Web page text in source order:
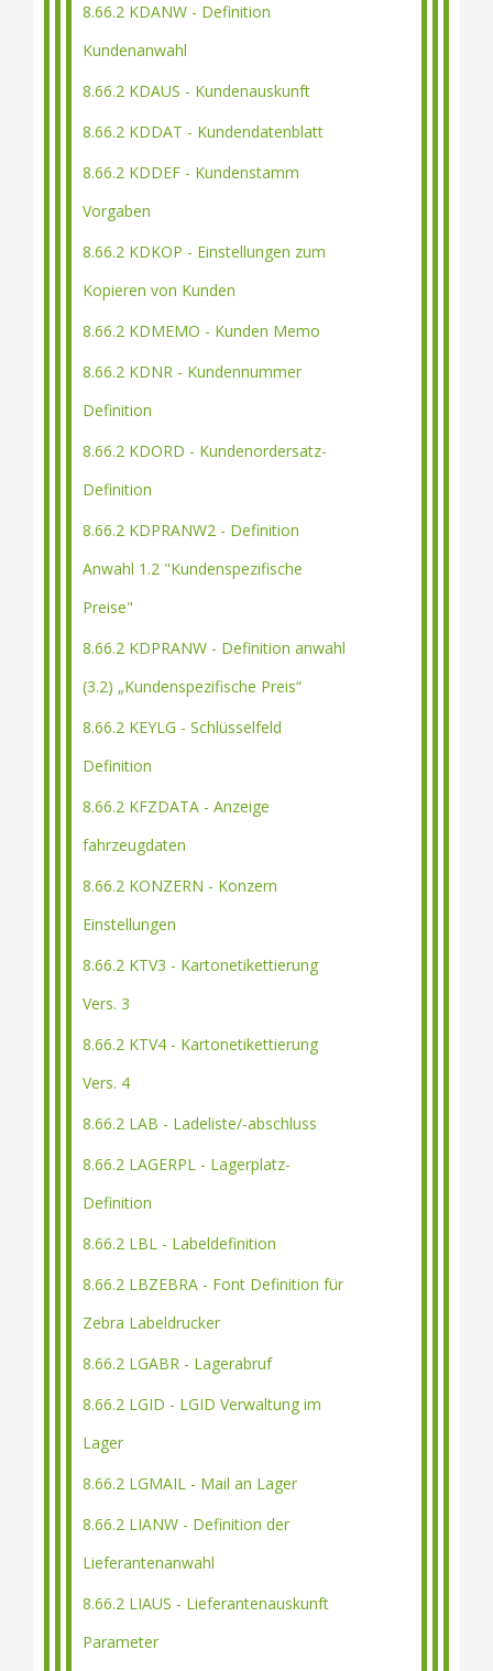
8.66.2 KDANW - Definition
Kundenanwahl
8.66.2 KDAUS - Kundenauskunft
8.66.2 KDDAT - Kundendatenblatt
8.66.2 KDDEF - Kundenstamm
Vorgaben
8.66.2 KDKOP - Einstellungen zum
Kopieren von Kunden
8.66.2 KDMEMO - Kunden Memo
8.66.2 KDNR - Kundennummer
Definition
8.66.2 KDORD - Kundenordersatz-
Definition
8.66.2 KDPRANW2 - Definition
Anwahl 1.2 "Kundenspezifische
Preise"
8.66.2 KDPRANW - Definition anwahl
(3.2) „Kundenspezifische Preis“
8.66.2 KEYLG - Schlüsselfeld
Definition
8.66.2 KFZDATA - Anzeige
fahrzeugdaten
8.66.2 KONZERN - Konzern
Einstellungen
8.66.2 KTV3 - Kartonetikettierung
Vers. 3
8.66.2 KTV4 - Kartonetikettierung
Vers. 4
8.66.2 LAB - Ladeliste/-abschluss
8.66.2 LAGERPL - Lagerplatz-
Definition
8.66.2 LBL - Labeldefinition
8.66.2 LBZEBRA - Font Definition für
Zebra Labeldrucker
8.66.2 LGABR - Lagerabruf
8.66.2 LGID - LGID Verwaltung im
Lager
8.66.2 LGMAIL - Mail an Lager
8.66.2 LIANW - Definition der
Lieferantenanwahl
8.66.2 LIAUS - Lieferantenauskunft
Parameter